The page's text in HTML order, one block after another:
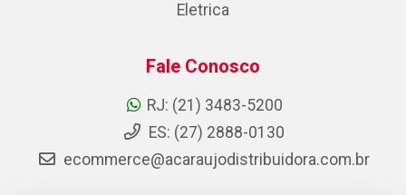
Eletrica
Fale Conosco
RJ: (21) 3483-5200
ES: (27) 2888-0130
ecommerce@acaraujodistribuidora.com.br